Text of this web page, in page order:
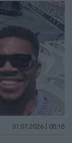
07.07.2026 | 08:18